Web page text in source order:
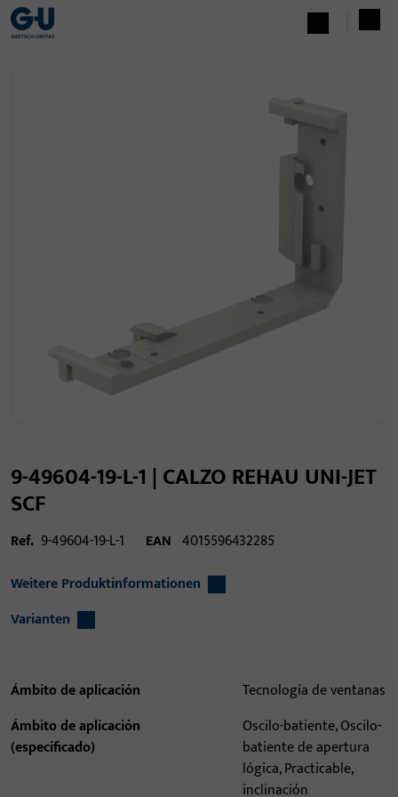
9-49604-19-L-1 | CALZO REHAU UNI-JET
SCF
Ref. 9-49604-19-L-1 EAN 4015596432285
Weitere Produktinformationen
Varianten
Ámbito de aplicación
Tecnología de ventanas
Ámbito de aplicación
(especificado)
Oscilo-batiente, Oscilo-
batiente de apertura
lógica, Practicable,
inclinación